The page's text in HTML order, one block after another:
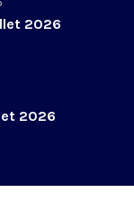
2026
2026